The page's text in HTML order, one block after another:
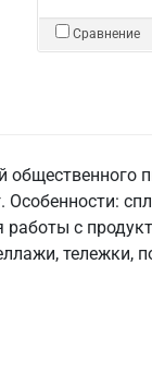
Сравнение
с
тележки,